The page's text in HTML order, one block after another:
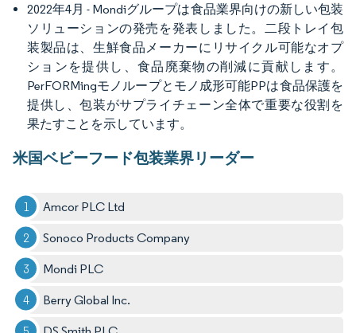
2022年4月 - Mondiグループは食品業界向けの新しい包装
ソリューションの発売を発表しました。二段トレイ包
装製品は、生鮮食品メーカーにリサイクル可能なオプ
ションを提供し、食品廃棄物の削減に貢献します。
PerFORMingモノループとモノ成形可能PPは食品保護を
提供し、包装がサプライチェーン全体で重要な役割を
果たすことを示しています。
米国ベビーフード包装業界リーダー
Amcor PLC Ltd
Sonoco Products Company
Mondi PLC
Berry Global Inc.